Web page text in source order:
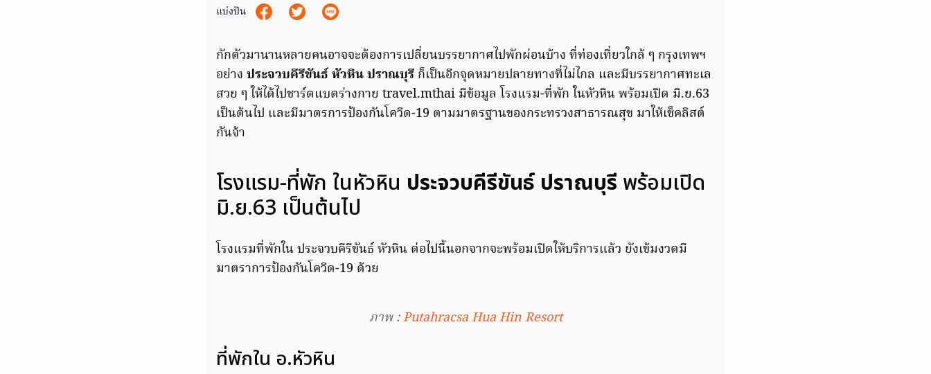
แบ่งปัน
กักตัวมานานหลายคนอาจจะต้องการเปลี่ยนบรรยากาศไปพักผ่อนบ้าง ที่ท่องเที่ยวใกล้ ๆ กรุงเทพฯ
อย่าง ประจวบคีรีขันธ์ หัวหิน ปราณบุรี ก็เป็นอีกจุดหมายปลายทางที่ไม่ไกล และมีบรรยากาศทะเล
สวย ๆ ให้ได้ไปชาร์ตแบตร่างกาย travel.mthai มีข้อมูล โรงแรม-ที่พัก ในหัวหิน พร้อมเปิด มิ.ย.63
เป็นต้นไป และมีมาตรการป้องกันโควิด-19 ตามมาตรฐานของกระทรวงสาธารณสุข มาให้เช็คลิสต์
กันจ้า
โรงแรม-ที่พัก ในหัวหิน ประจวบคีรีขันธ์ ปราณบุรี พร้อมเปิด
มิ.ย.63 เป็นต้นไป
โรงแรมที่พักใน ประจวบคีรีขันธ์ หัวหิน ต่อไปนี้นอกจากจะพร้อมเปิดให้บริการแล้ว ยังเข้มงวดมี
มาตราการป้องกันโควิด-19 ด้วย
ภาพ :Putahracsa Hua Hin Resort
ที่พักใน อ.หัวหิน